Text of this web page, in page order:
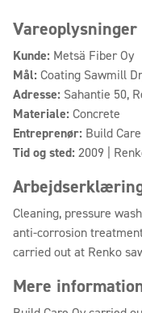
Vareoplysninger
Kunde: Metsä Fiber Oy
Mål: Coating Sawmill
Adresse: Sahantie 50,
Materiale: Concrete
Entreprenør: Build
Tid og sted: 2009 |
Cleaning, pressure
anti-corrosion
carried out at Renko
Mere